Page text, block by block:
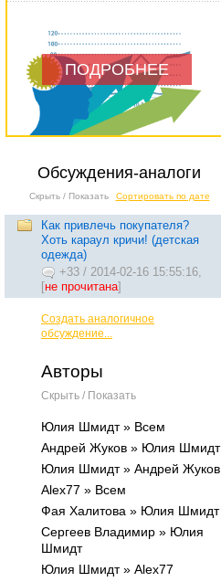
ПОДРОБНЕЕ
Обсуждения-аналоги
Скрыть / Показать Сортировать по дате
Как привлечь покупателя?
Хоть караул кричи! (детская
одежда)
+33 / 2014-02-16 15:55:16,
[не прочитана]
Создать аналогичное
обсуждение...
Авторы
Скрыть / Показать
Юлия Шмидт » Всем
Андрей Жуков » Юлия Шмидт
Юлия Шмидт » Андрей Жуков
Alex77 » Всем
Фая Халитова » Юлия Шмидт
Сергеев Владимир » Юлия
Шмидт
Юлия Шмидт » Alex77